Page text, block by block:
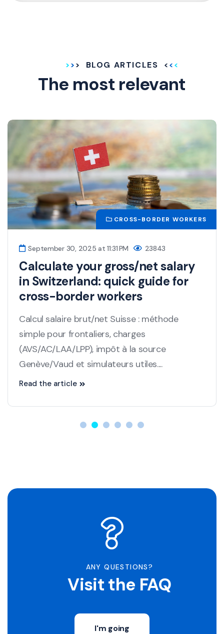
BLOG ARTICLES
The most relevant
CROSS-BORDER WORKERS
September 30, 2025 at 11:31 PM 23843
Calculate your gross/net salary
in Switzerland: quick guide for
cross-border workers
Calcul salaire brut/net Suisse : méthode
simple pour frontaliers, charges
(AVS/AC/LAA/LPP), impôt à la source
Genève/Vaud et simulateurs utiles....
Read the article
ANY QUESTIONS?
Visit the FAQ
I'm going